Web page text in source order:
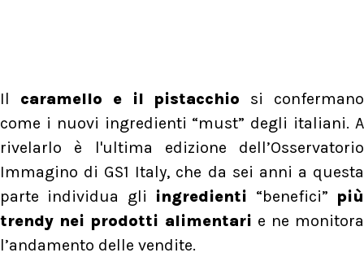
Il caramello e il pistacchio si confermano
come i nuovi ingredienti “must” degli italiani. A
rivelarlo è l'ultima edizione dell’Osservatorio
Immagino di GS1 Italy, che da sei anni a questa
parte individua gli ingredienti “benefici” più
trendy nei prodotti alimentari e ne monitora
l’andamento delle vendite.